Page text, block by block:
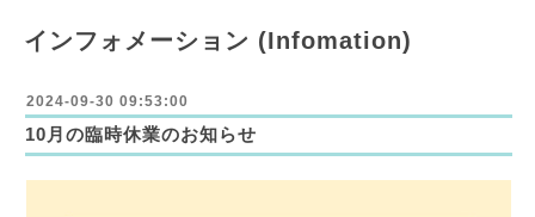
インフォメーション (Infomation)
2024-09-30 09:53:00
10月の臨時休業のお知らせ